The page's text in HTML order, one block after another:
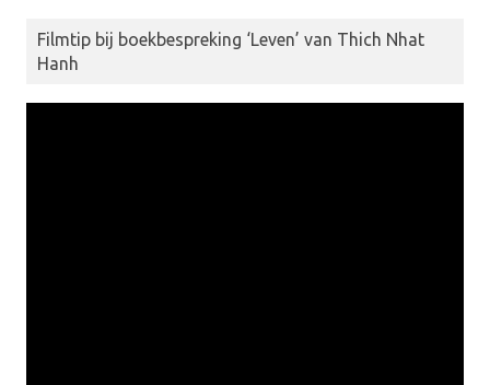
Filmtip bij boekbespreking ‘Leven’ van Thich Nhat
Hanh